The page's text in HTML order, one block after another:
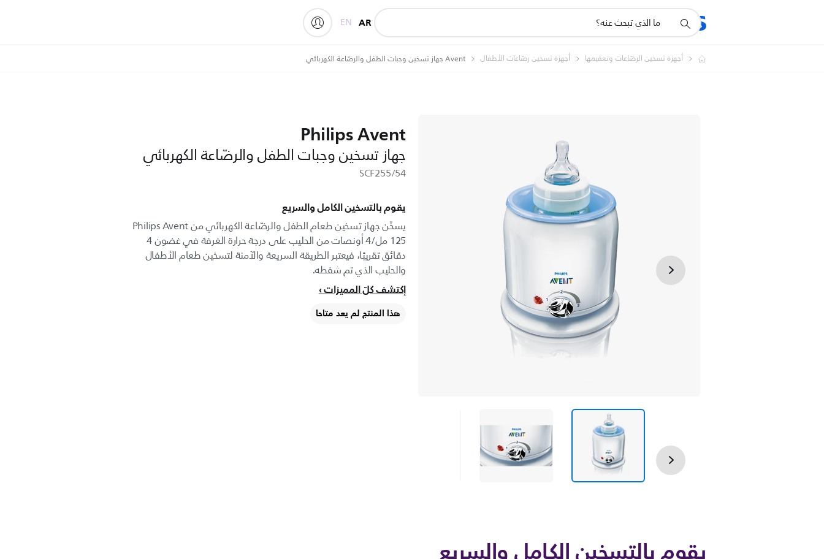
المنتجات
أيقونة
دعم
AR
EN
أجهزة تسخين الرضّاعات وتعقيمها أجهزة تسخين رضّاعات الأطفال Avent جهاز تسخين وجبات الطفل والرضّاعة الكهربائي
Philips Avent
جهاز تسخين وجبات الطفل والرضّاعة الكهربائي
SCF255/54
يقوم بالتسخين الكامل والسريع
125 مل/4 أونصات من الحليب على درجة حرارة الغرفة في غضون 4
دقائق تقريبًا، فيعتبر الطريقة السريعة والآمنة لتسخين طعام الأطفال
والحليب الذي تم شفطه.
إكتشف كلّ المميزات
هذا المنتج لم يعد متاحا
يقوم بالتسخين الكامل والسريع